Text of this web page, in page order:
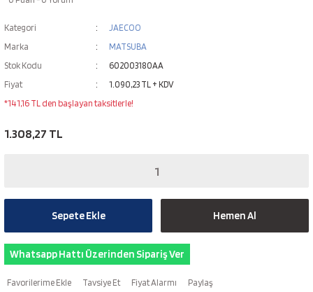
Kategori
JAECOO
Marka
MATSUBA
Stok Kodu
602003180AA
Fiyat
1.090,23 TL + KDV
*141,16 TL den başlayan taksitlerle!
1.308,27 TL
Sepete Ekle Hemen Al
Whatsapp Hattı Üzerinden Sipariş Ver
Tavsiye Et Fiyat Alarmı Paylaş